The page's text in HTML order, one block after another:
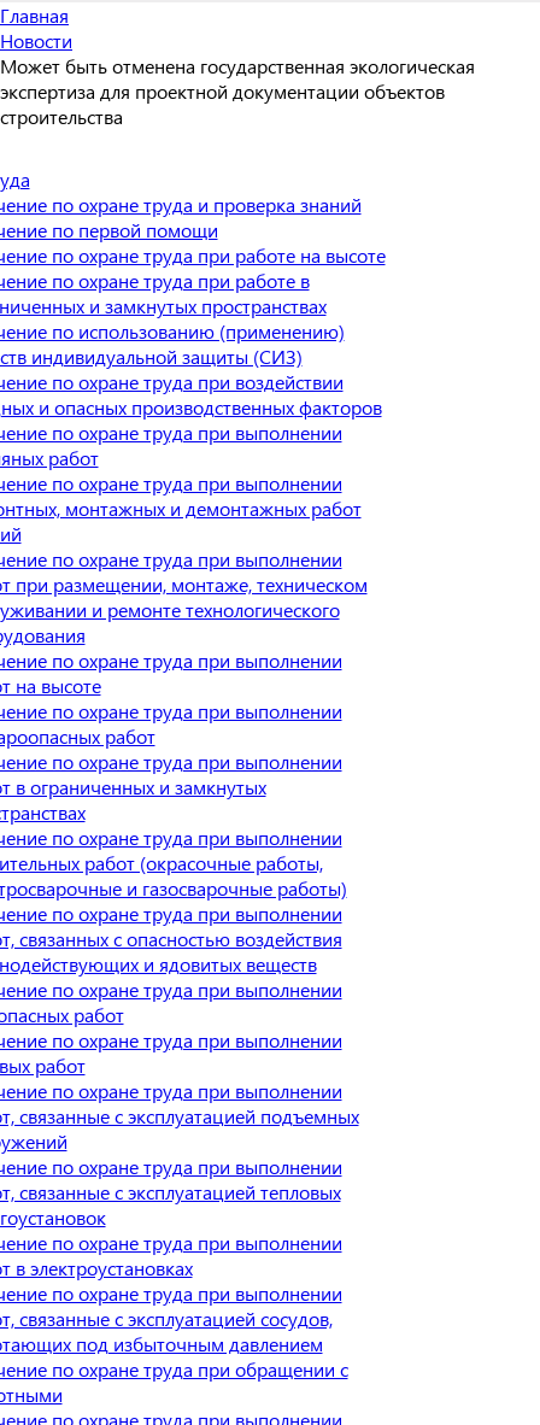
Главная
Новости
Может быть отменена государственная экологическая
экспертиза для проектной документации объектов
строительства
по охране труда и проверка знаний
по первой помощи
по охране труда при работе на высоте
по охране труда при работе в
и замкнутых пространствах
по использованию (применению)
индивидуальной защиты (СИЗ)
по охране труда при воздействии
и опасных производственных факторов
по охране труда при выполнении
работ
по охране труда при выполнении
монтажных и демонтажных работ
по охране труда при выполнении
при размещении, монтаже, техническом
и ремонте технологического
по охране труда при выполнении
на высоте
по охране труда при выполнении
работ
по охране труда при выполнении
в ограниченных и замкнутых
по охране труда при выполнении
работ (окрасочные работы,
и газосварочные работы)
по охране труда при выполнении
связанных с опасностью воздействия
и ядовитых веществ
по охране труда при выполнении
работ
по охране труда при выполнении
работ
по охране труда при выполнении
связанные с эксплуатацией подъемных
по охране труда при выполнении
связанные с эксплуатацией тепловых
по охране труда при выполнении
в электроустановках
по охране труда при выполнении
связанные с эксплуатацией сосудов,
под избыточным давлением
по охране труда при обращении с
по охране труда при выполнении